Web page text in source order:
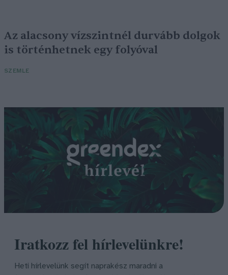
Az alacsony vízszintnél durvább dolgok
is történhetnek egy folyóval
SZEMLE
Iratkozz fel hírlevelünkre!
Heti hírlevelünk segít naprakész maradni a